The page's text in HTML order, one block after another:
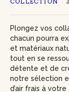
Plongez vos
chacun pourra
et matériaux
tout en se
détente et de
notre sélection
d’air frais à